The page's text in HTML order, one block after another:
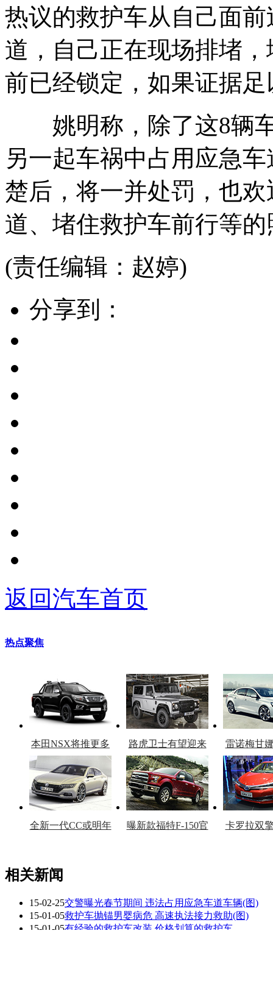
热议的救护车从自己面
道，自己正在现场排堵
前已经锁定，如果证据
姚明称，除了这8辆车
另一起车祸中占用应急
楚后，将一并处罚，也
道、堵住救护车前行等的
(责任编辑：赵婷)
分享到：
返回汽车首页
热点聚焦
本田NSX将推更多
车型
路虎卫士有望迎来
复产
雷诺梅甘
官
全新一代CC或明年
曝新款福特F-150官
卡罗拉双
看赛车宝贝争奇斗
艳
车模美腿爆乳无惧
走光
相关新闻
15-02-25交警曝光春节期间 违法占用应急车道车辆(图)
15-01-05救护车抛锚男婴病危 高速执法接力救助(图)
15-01-05有经验的救护车改装 价格划算的救护车